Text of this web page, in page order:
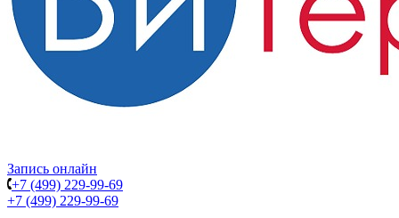
Запись онлайн
+7 (499) 229-99-69
+7 (499) 229-99-69